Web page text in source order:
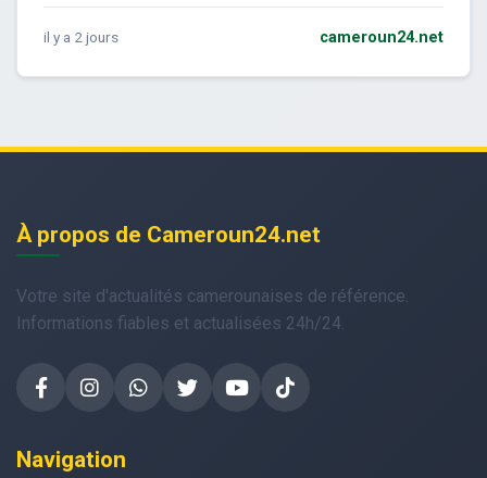
il y a 2 jours cameroun24.net
À propos de Cameroun24.net
Votre site d'actualités camerounaises de référence.
Informations fiables et actualisées 24h/24.
Navigation